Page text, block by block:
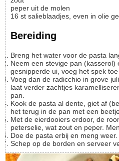
peper uit de molen
16 st salieblaadjes, even in olie
Bereiding
Breng het water voor de pasta
Neem een stevige pan (kasserol) en smelt de boter. Fruit de
gesnipperde ui, voeg het spek
Voeg dan de radicchio in grove julienne reepjes toe, wat zout en
laat verder zachtjes
pan.
Kook de pasta al dente, giet af (bewaar wat kookwater) en doe
het terug in de pan met een
Met de eierdooiers erdoor, de room, de kaas en de gehakte
peterselie, wat zout en peper.
Doe de pasta erbij en meng weer.
Schep op de borden en serveer